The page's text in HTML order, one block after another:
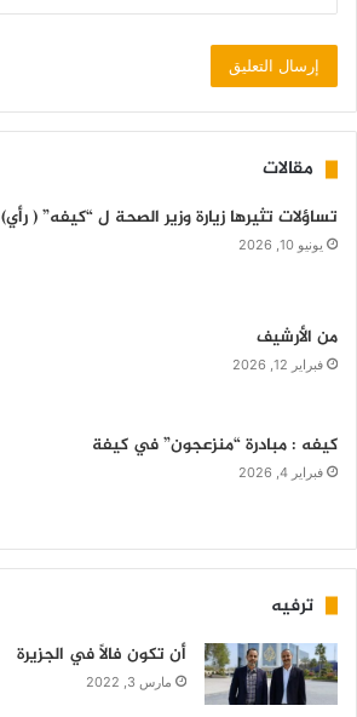
مقالات
تساؤلات تثيرها زيارة وزير الصحة ل “كيفه” ( رأي)
يونيو 10, 2026
من الأرشيف
فبراير 12, 2026
كيفه : مبادرة “منزعجون” في كيفة
فبراير 4, 2026
ترفيه
أن تكون فالاً في الجزيرة
مارس 3, 2022